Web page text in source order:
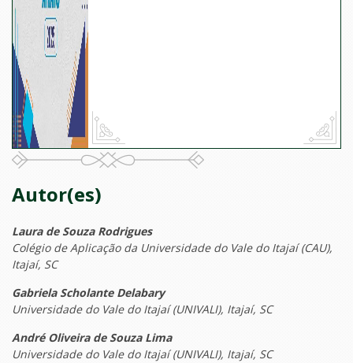
Autor(es)
Laura de Souza Rodrigues
Colégio de Aplicação da Universidade do Vale do Itajaí (CAU),
Itajaí, SC
Gabriela Scholante Delabary
Universidade do Vale do Itajaí (UNIVALI), Itajaí, SC
André Oliveira de Souza Lima
Universidade do Vale do Itajaí (UNIVALI), Itajaí, SC